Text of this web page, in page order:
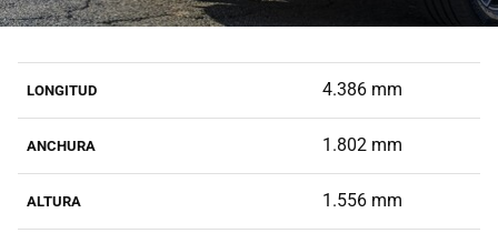
LONGITUD 4.386 mm
ANCHURA 1.802 mm
ALTURA 1.556 mm